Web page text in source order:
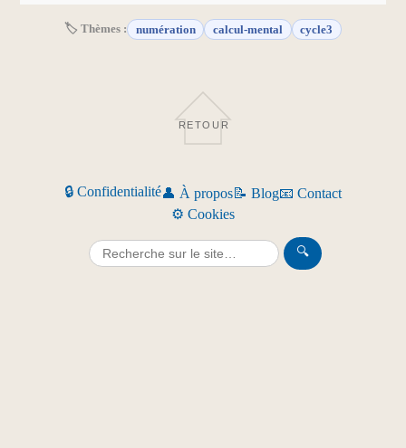
🏷 Thèmes : numération calcul-mental cycle3
RETOUR
🔒 Confidentialité👤 À propos📝 Blog📧 Contact
⚙️ Cookies
🔍